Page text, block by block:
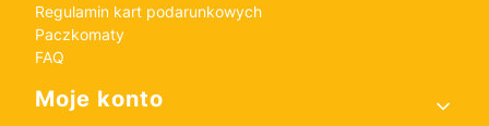
Regulamin kart podarunkowych
Paczkomaty
FAQ
Moje konto